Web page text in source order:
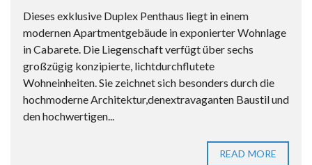
Dieses exklusive Duplex Penthaus liegt in einem
modernen Apartmentgebäude in exponierter Wohnlage
in Cabarete. Die Liegenschaft verfügt über sechs
großzügig konzipierte, lichtdurchflutete
Wohneinheiten. Sie zeichnet sich besonders durch die
hochmoderne Architektur,denextravaganten Baustil und
den hochwertigen...
READ MORE